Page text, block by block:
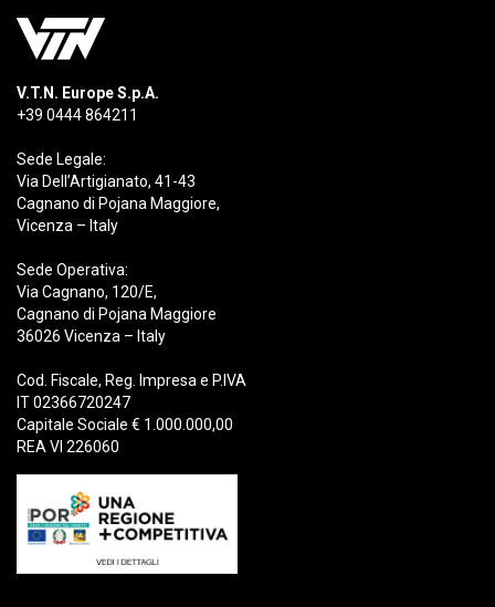
V.T.N. Europe S.p.A.
+39 0444 864211
Sede Legale:
Via Dell’Artigianato, 41-43
Cagnano di Pojana Maggiore,
Vicenza – Italy
Sede Operativa:
Via Cagnano, 120/E,
Cagnano di Pojana Maggiore
36026 Vicenza – Italy
Cod. Fiscale, Reg. Impresa e P.IVA
IT 02366720247
Capitale Sociale € 1.000.000,00
REA VI 226060